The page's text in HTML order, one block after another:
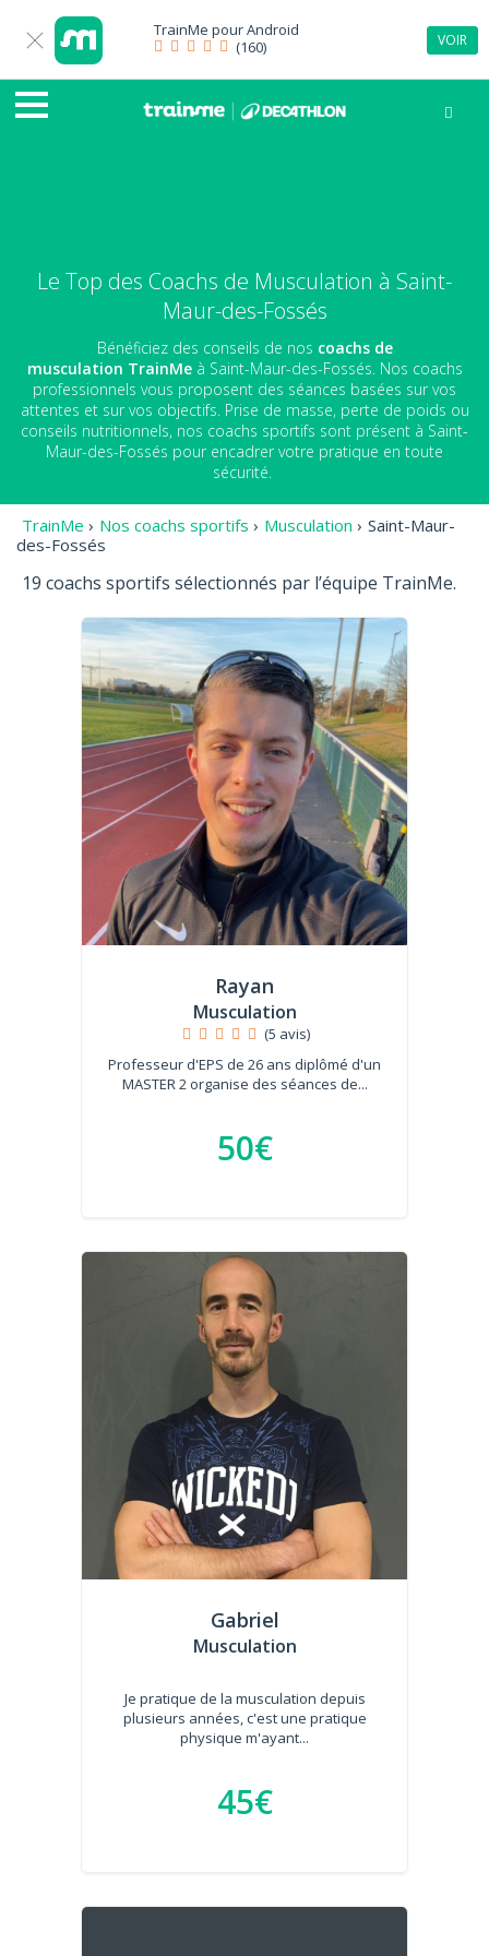
TrainMe pourAndroid
(160)
VOIR
Le Top des Coachs de Musculation à Saint-
Maur-des-Fossés
Bénéficiez des conseils de nos coachs de
musculation TrainMe à Saint-Maur-des-Fossés. Nos coachs
professionnels vous proposent des séances basées sur vos
attentes et sur vos objectifs. Prise de masse, perte de poids ou
conseils nutritionnels, nos coachs sportifs sont présent à Saint-
Maur-des-Fossés pour encadrer votre pratique en toute
sécurité.
TrainMe › Nos coachs sportifs › Musculation › Saint-Maur-
des-Fossés
19 coachs sportifs sélectionnés par l’équipe TrainMe.
Rayan
Musculation
(5 avis)
Professeur d'EPS de 26 ans diplômé d'un
MASTER 2 organise des séances de...
50€
Gabriel
Musculation
Je pratique de la musculation depuis
plusieurs années, c'est une pratique
physique m'ayant...
45€